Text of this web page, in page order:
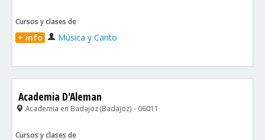
Cursos y clases de
+ info Música y Canto
Academia D'Aleman
Academia en Badajoz (Badajoz) - 06011
Cursos y clases de